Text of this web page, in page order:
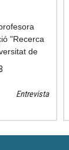
"Recerca
de
Entrevista